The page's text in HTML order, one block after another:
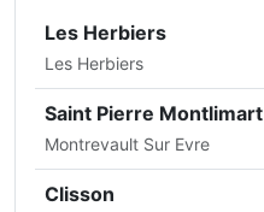
Les Herbiers
Les Herbiers
Saint Pierre Montlimart
Montrevault Sur Evre
Clisson